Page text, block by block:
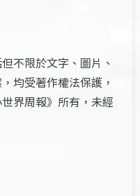
不限於文字、圖片、
均受著作權法保護，
界周報》所有，未經